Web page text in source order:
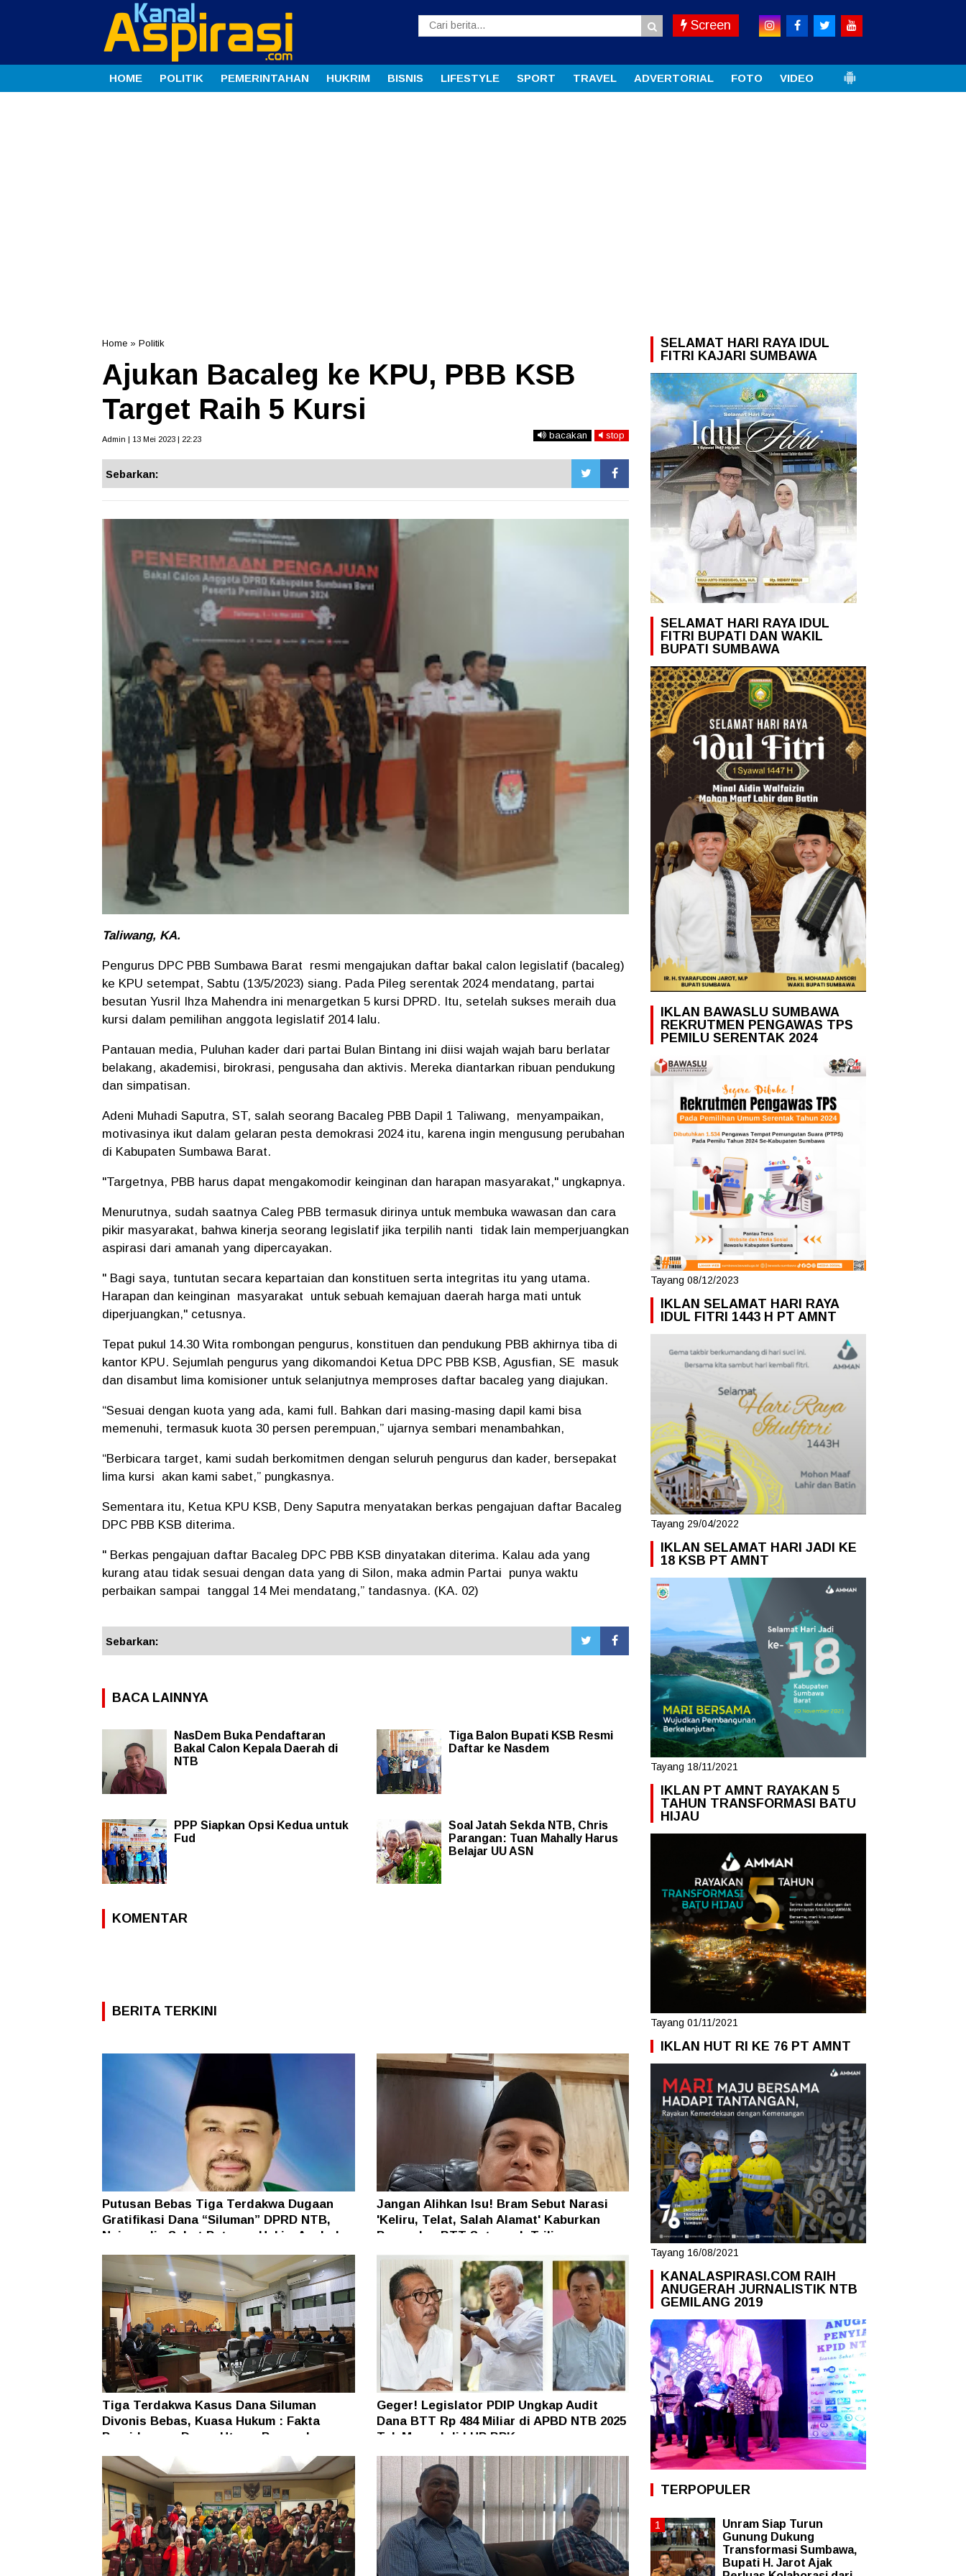
Screen
HOME POLITIK PEMERINTAHAN HUKRIM BISNIS LIFESTYLE SPORT TRAVEL ADVERTORIAL FOTO VIDEO
Home » Politik
Ajukan Bacaleg ke KPU, PBB KSB
Target Raih 5 Kursi
Admin | 13 Mei 2023 | 22:23 bacakan stop
Sebarkan:
Taliwang, KA.
Pengurus DPC PBB Sumbawa Barat resmi mengajukan daftar bakal calon legislatif (bacaleg)
ke KPU setempat, Sabtu (13/5/2023) siang. Pada Pileg serentak 2024 mendatang, partai
besutan Yusril Ihza Mahendra ini menargetkan 5 kursi DPRD. Itu, setelah sukses meraih dua
kursi dalam pemilihan anggota legislatif 2014 lalu.
Pantauan media, Puluhan kader dari partai Bulan Bintang ini diisi wajah wajah baru berlatar
belakang, akademisi, birokrasi, pengusaha dan aktivis. Mereka diantarkan ribuan pendukung
dan simpatisan.
Adeni Muhadi Saputra, ST, salah seorang Bacaleg PBB Dapil 1 Taliwang, menyampaikan,
motivasinya ikut dalam gelaran pesta demokrasi 2024 itu, karena ingin mengusung perubahan
di Kabupaten Sumbawa Barat.
"Targetnya, PBB harus dapat mengakomodir keinginan dan harapan masyarakat," ungkapnya.
Menurutnya, sudah saatnya Caleg PBB termasuk dirinya untuk membuka wawasan dan cara
pikir masyarakat, bahwa kinerja seorang legislatif jika terpilih nanti tidak lain memperjuangkan
aspirasi dari amanah yang dipercayakan.
" Bagi saya, tuntutan secara kepartaian dan konstituen serta integritas itu yang utama.
Harapan dan keinginan masyarakat untuk sebuah kemajuan daerah harga mati untuk
diperjuangkan," cetusnya.
Tepat pukul 14.30 Wita rombongan pengurus, konstituen dan pendukung PBB akhirnya tiba di
kantor KPU. Sejumlah pengurus yang dikomandoi Ketua DPC PBB KSB, Agusfian, SE masuk
dan disambut lima komisioner untuk selanjutnya memproses daftar bacaleg yang diajukan.
“Sesuai dengan kuota yang ada, kami full. Bahkan dari masing-masing dapil kami bisa
memenuhi, termasuk kuota 30 persen perempuan,” ujarnya sembari menambahkan,
“Berbicara target, kami sudah berkomitmen dengan seluruh pengurus dan kader, bersepakat
lima kursi akan kami sabet,” pungkasnya.
Sementara itu, Ketua KPU KSB, Deny Saputra menyatakan berkas pengajuan daftar Bacaleg
DPC PBB KSB diterima.
" Berkas pengajuan daftar Bacaleg DPC PBB KSB dinyatakan diterima. Kalau ada yang
kurang atau tidak sesuai dengan data yang di Silon, maka admin Partai punya waktu
perbaikan sampai tanggal 14 Mei mendatang,” tandasnya. (KA. 02)
Sebarkan:
BACA LAINNYA
NasDem Buka Pendaftaran
Bakal Calon Kepala Daerah di
NTB
Tiga Balon Bupati KSB Resmi
Daftar ke Nasdem
PPP Siapkan Opsi Kedua untuk
Fud
Soal Jatah Sekda NTB, Chris
Parangan: Tuan Mahally Harus
Belajar UU ASN
KOMENTAR
BERITA TERKINI
Putusan Bebas Tiga Terdakwa Dugaan
Gratifikasi Dana “Siluman” DPRD NTB,
Najamudin Sebut Putusan Hakim Aneh dan
Ganjil
Jangan Alihkan Isu! Bram Sebut Narasi
'Keliru, Telat, Salah Alamat' Kaburkan
Persoalan BTT Setengah Triliun
Tiga Terdakwa Kasus Dana Siluman
Divonis Bebas, Kuasa Hukum : Fakta
Persidangan Dasar Utama Penegakan
Hukum
Geger! Legislator PDIP Ungkap Audit
Dana BTT Rp 484 Miliar di APBD NTB 2025
Tak Muncul di LHP BPK
SELAMAT HARI RAYA IDUL
FITRI KAJARI SUMBAWA
SELAMAT HARI RAYA IDUL
FITRI BUPATI DAN WAKIL
BUPATI SUMBAWA
IKLAN BAWASLU SUMBAWA
REKRUTMEN PENGAWAS TPS
PEMILU SERENTAK 2024
Tayang 08/12/2023
IKLAN SELAMAT HARI RAYA
IDUL FITRI 1443 H PT AMNT
Tayang 29/04/2022
IKLAN SELAMAT HARI JADI KE
18 KSB PT AMNT
Tayang 18/11/2021
IKLAN PT AMNT RAYAKAN 5
TAHUN TRANSFORMASI BATU
HIJAU
Tayang 01/11/2021
IKLAN HUT RI KE 76 PT AMNT
Tayang 16/08/2021
KANALASPIRASI.COM RAIH
ANUGERAH JURNALISTIK NTB
GEMILANG 2019
TERPOPULER
Unram Siap Turun
Gunung Dukung
Transformasi Sumbawa,
Bupati H. Jarot Ajak